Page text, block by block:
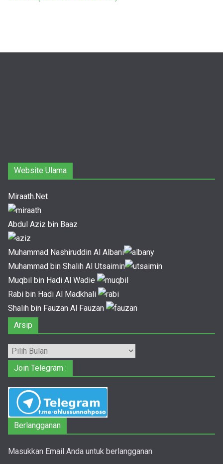
Website Ulama
Miraath.Net
Abdul Aziz bin Baaz
Muhammad Nashiruddin Al Albani
Muhammad bin Shalih Al Utsaimin
Muqbil bin Hadi Al Wadie
Rabi bin Hadi Al Madkhali
Shalih bin Fauzan Al Fauzan
Arsip
Arsip
Join Telegram :
Berlangganan
Masukkan Email Anda untuk berlangganan